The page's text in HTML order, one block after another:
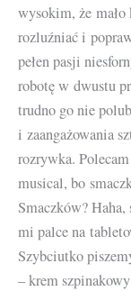
wysokim, że
rozluźniać i
pełen pasji
robotę w dwustu
trudno go nie
i zaangażowania
rozrywka.
musical, bo
Smaczków? Haha,
mi palce na
Szybciutko
– krem